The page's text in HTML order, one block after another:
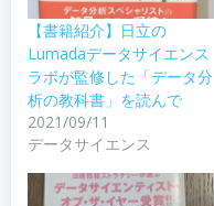
【書籍紹介】日立の
Lumadaデータサイエンス
ラボが監修した「データ分
析の教科書」を読んで
2021/09/11
データサイエンス